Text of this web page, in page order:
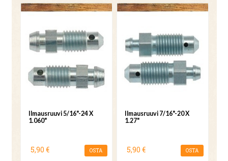
Ilmausruuvi 5/16"-24 X
1.060"
5,90 € OSTA
Ilmausruuvi 7/16"-20 X
1.27"
5,90 € OSTA